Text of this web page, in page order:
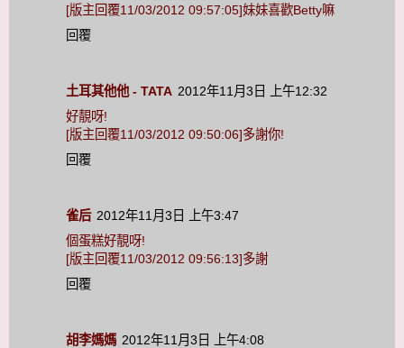
[版主回覆11/03/2012 09:57:05]妹妹喜歡Betty嘛
回覆
土耳其他他 - TATA 2012年11月3日 上午12:32
好靚呀!
[版主回覆11/03/2012 09:50:06]多謝你!
回覆
雀后 2012年11月3日 上午3:47
個蛋糕好靚呀!
[版主回覆11/03/2012 09:56:13]多謝
回覆
胡李媽媽 2012年11月3日 上午4:08